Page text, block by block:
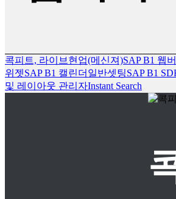
콕피트, 라이브현업(메신져)SAP B1 웹
위젯SAP B1 캘린더 일반셋팅SAP B1
및 레이아웃 관리자Instant Search